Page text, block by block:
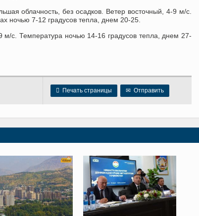
облачность, без осадков. Ветер восточный, 4-9 м/с.
ночью 7-12 градусов тепла, днем 20-25.
с. Температура ночью 14-16 градусов тепла, днем 27-
 Печать страницы ✉ Отправить